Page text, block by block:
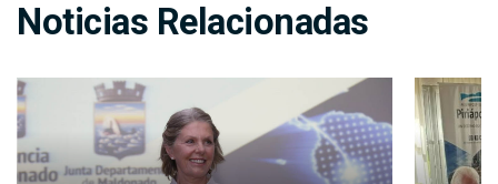
Noticias Relacionadas